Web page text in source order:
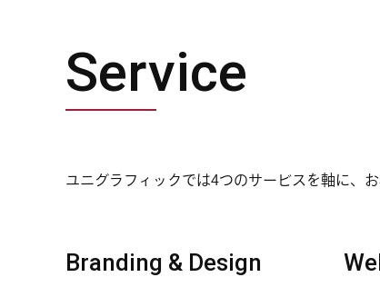
Service
ユニグラフィックでは4つのサービスを軸に、
Branding & Design